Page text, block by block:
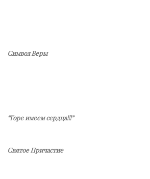
Символ Веры
“Горе имеем сердца!!!”
Святое Причастие